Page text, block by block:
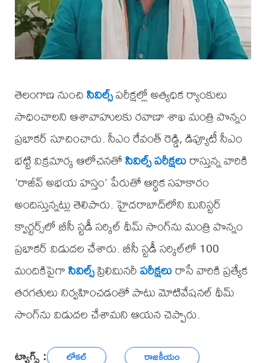
తెలంగాణ నుంచిసివిల్స్పరీక్షల్లో అత్యధిక ర్యాంకులు
సాధించాలని ఆశావాహులకు రవాణా శాఖ మంత్రి పొన్నం
ప్రభాకర్ సూచించారు. సీఎం రేవంత్ రెడ్డి, డిప్యూటీ సీఎం
భట్టి విక్రమార్క ఆలోచనతోసివిల్స్పరీక్షలురాస్తున్న వారికి
'రాజీవ్ అభయ హస్తం' పేరుతో ఆర్థిక సహకారం
అందిస్తున్నట్లు తెలిపారు. హైదరాబాద్‌లోని మినిస్టర్
క్వార్టర్స్‌లో బీసీ స్టడీ సర్కిల్ థీమ్ సాంగ్‌ను మంత్రి పొన్నం
ప్రభాకర్ విడుదల చేశారు. బీసీ స్టడీ సర్కిల్‌లో 100
మందికిపైగాసివిల్స్ప్రిలిమినరీపరీక్షలురాసే వారికి ప్రత్యేక
తరగతులు నిర్వహించడంతో పాటు మోటివేషనల్ థీమ్
సాంగ్‌ను విడుదల చేశామని ఆయన చెప్పారు.
ట్యాగ్స్ : లోకల్ రాజకీయం